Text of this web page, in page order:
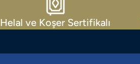
Helal ve Koşer Sertifikalı